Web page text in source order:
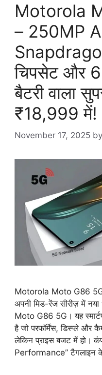
Motorola
– 250MP
चिपसेट और
बैटरी वाला
₹18,999 में!
November 17, 2025 by
Motorola Moto G86
अपनी मिड-रेंज सीरीज़ में
Moto G86 5G। यह
है जो परफॉर्मेंस, डिस्प्ले और
लेकिन प्राइस बजट में हो।
Performance” टैगलाइन